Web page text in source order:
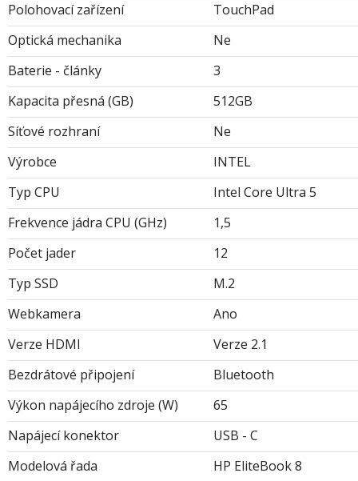
Polohovací zařízení
TouchPad
Optická mechanika
Ne
Baterie - články
3
Kapacita přesná (GB)
512GB
Síťové rozhraní
Ne
Výrobce
INTEL
Typ CPU
Intel Core Ultra 5
Frekvence jádra CPU (GHz)
1,5
Počet jader
12
Typ SSD
M.2
Webkamera
Ano
Verze HDMI
Verze 2.1
Bezdrátové připojení
Bluetooth
Výkon napájecího zdroje (W)
65
Napájecí konektor
USB - C
Modelová řada
HP EliteBook 8